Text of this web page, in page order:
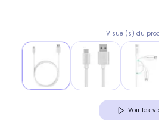
Visuel(s) du
Voir les